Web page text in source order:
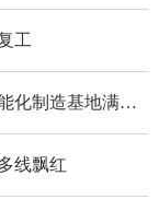
工
• 新春伊始 实干奋进——海油工程天津智能化制造基地满产开工
线飘红